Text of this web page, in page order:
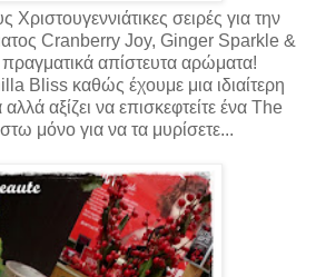
Χριστουγεννιάτικες σειρές για την
Cranberry Joy, Ginger Sparkle &
απίστευτα αρώματα!
Bliss καθώς έχουμε μια ιδιαίτερη
αλλά αξίζει να επισκεφτείτε ένα The
μόνο για να τα μυρίσετε...